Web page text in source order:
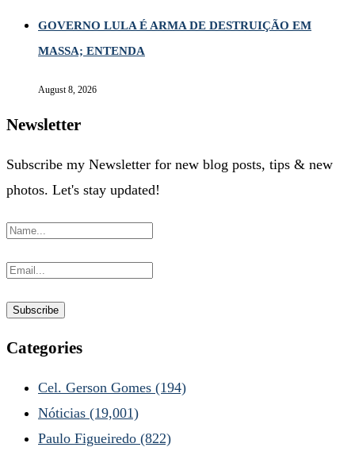
GOVERNO LULA É ARMA DE DESTRUIÇÃO EM
MASSA; ENTENDA
August 8, 2026
Newsletter
Subscribe my Newsletter for new blog posts, tips & new
photos. Let's stay updated!
Categories
Cel. Gerson Gomes (194)
Nóticias (19,001)
Paulo Figueiredo (822)